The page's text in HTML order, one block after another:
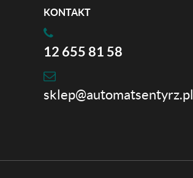
KONTAKT
12 655 81 58
sklep@automatsentyrz.pl